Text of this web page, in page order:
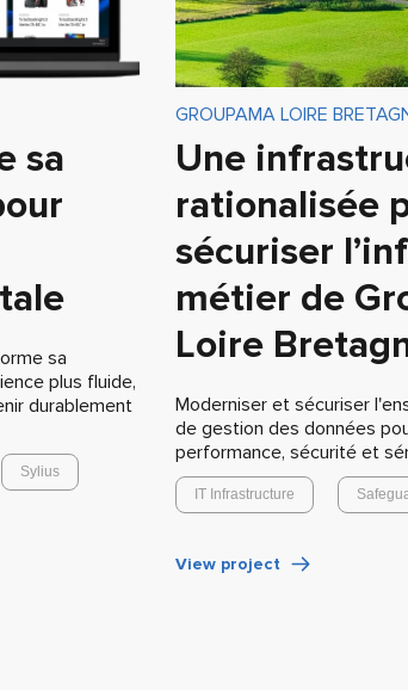
sa
sa
plus fluide,
durablement
Sylius
GROUPAMA LOIRE
Une
rationalisée
sécuriser
métier de
Loire
Moderniser et sécuriser
de gestion des données
performance, sécurité et
IT Infrastructure
View project